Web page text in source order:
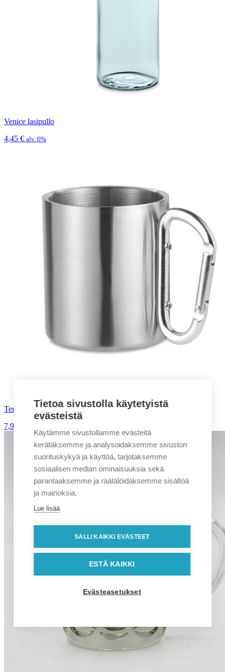
Venice lasipullo
4,45 € alv. 0%
Teräksinen kahvimuki kiinnityskoukulla
7,90
Tietoa sivustolla käytetyistä
evästeistä
Käytämme sivustollamme evästeitä
kerätäksemme ja analysoidaksemme sivuston
suorituskykyä ja käyttöä, tarjotaksemme
sosiaalisen median ominaisuuksia sekä
parantaaksemme ja räätälöidäksemme sisältöä
ja mainoksia.
Lue lisää
SALLI KAIKKI EVÄSTEET
ESTÄ KAIKKI
Evästeasetukset